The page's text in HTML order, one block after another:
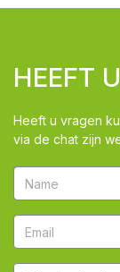
HEEFT
Heeft u vragen
via de chat zijn